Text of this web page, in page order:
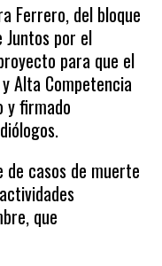
Ferrero, del bloque
Juntos por el
para que el
Alta Competencia
y firmado
casos de muerte
que